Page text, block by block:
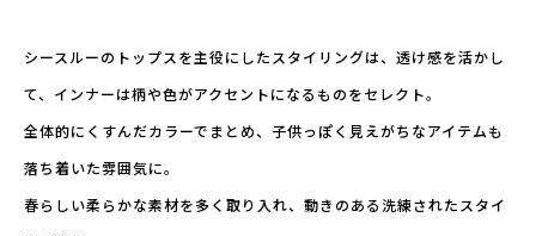
シースルーのトップスを主役にしたスタイリングは、透け感を活かし
て、インナーは柄や色がアクセントになるものをセレクト。
全体的にくすんだカラーでまとめ、子供っぽく見えがちなアイテムも
落ち着いた雰囲気に。
春らしい柔らかな素材を多く取り入れ、動きのある洗練されたスタイ